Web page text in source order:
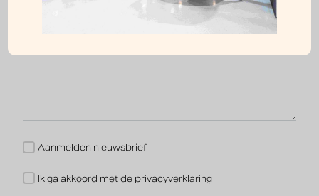
Nieuwsbrief
Aanmelden nieuwsbrief
Akkoord
Ik ga akkoord met de privacyverklaring